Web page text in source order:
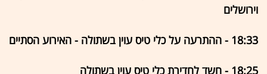
וירושלים
18:33 - ההתרעה על כלי טיס עוין בשתולה - האירוע הסתיים
18:25 - חשד לחדירת כלי טיס עוין בשתולה